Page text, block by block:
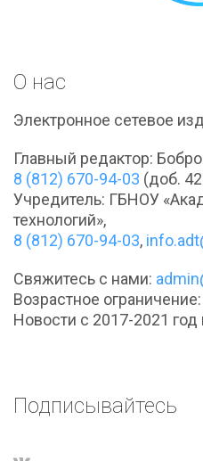
О нас
Электронное сетевое
Главный редактор:
8 (812) 670-94-03 (доб.
Учредитель: ГБНОУ
технологий»,
8 (812) 670-94-03,
Свяжитесь с нами:
Возрастное
Новости с 2017-2021 год
Подписывайтесь